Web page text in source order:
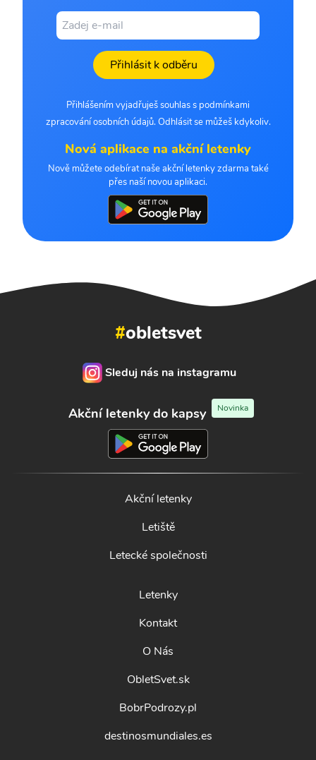
Přihlásit k odběru
Přihlášením vyjadřuješ souhlas s podmínkami
zpracování osobních údajů. Odhlásit se můžeš kdykoliv.
Nová aplikace na akční letenky
Nově můžete odebírat naše akční letenky zdarma také
přes naší novou aplikaci.
#obletsvet
Sleduj nás na instagramu
Akční letenky do kapsy Novinka
Akční letenky
Letiště
Letecké společnosti
Letenky
Kontakt
O Nás
ObletSvet.sk
BobrPodrozy.pl
destinosmundiales.es